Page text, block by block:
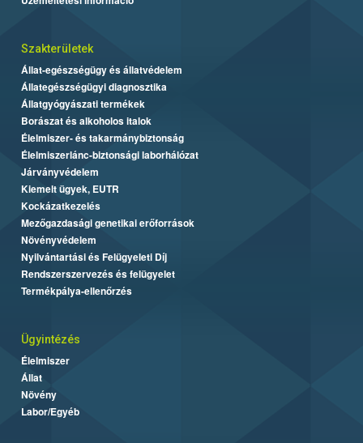
Szakterületek
Állat-egészségügy és állatvédelem
Állategészségügyi diagnosztika
Állatgyógyászati termékek
Borászat és alkoholos italok
Élelmiszer- és takarmánybiztonság
Élelmiszerlánc-biztonsági laborhálózat
Járványvédelem
Kiemelt ügyek, EUTR
Kockázatkezelés
Mezőgazdasági genetikai erőforrások
Növényvédelem
Nyilvántartási és Felügyeleti Díj
Rendszerszervezés és felügyelet
Termékpálya-ellenőrzés
Ügyintézés
Élelmiszer
Állat
Növény
Labor/Egyéb